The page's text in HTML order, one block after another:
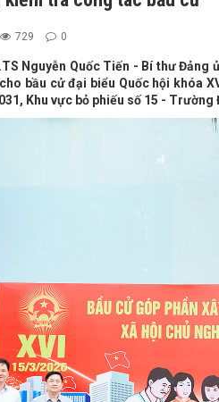
729 0
Nguyễn Quốc Tiến - Bí thư
bầu cử đại biểu Quốc hội khóa
Khu vực bỏ phiếu số 15 -